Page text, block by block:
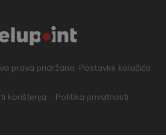
prava pridržana ·Postavke kolačića
korištenja Politika privatnosti